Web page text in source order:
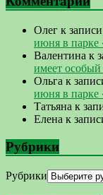
Олег к записи
июня в парке
Валентина к
имеет особый
Ольга к
июня в парке
Татьяна к
Елена к
Рубрики
Рубрики